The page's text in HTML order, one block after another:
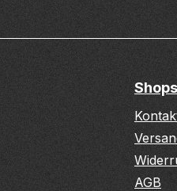
AGB